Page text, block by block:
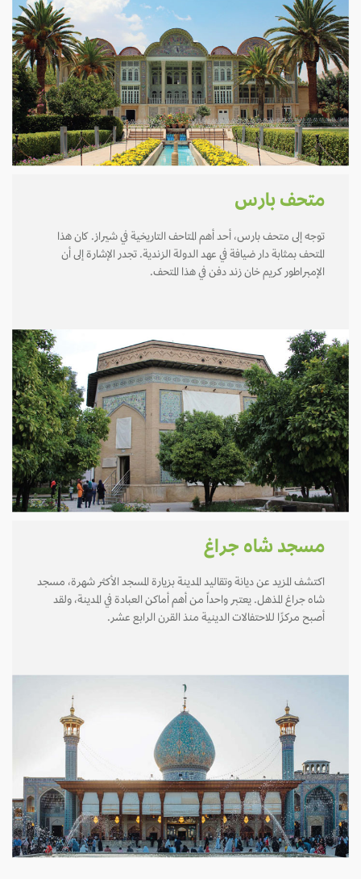
متحف بارس
توجه إلى متحف بارس، أحد أهم المتاحف التاريخية في شيراز. كان هذا
المتحف بمثابة دار ضيافة في عهد الدولة الزندية. تجدر الإشارة إلى أن
الإمبراطور كريم خان زند دفن في هذا المتحف.
مسجد شاه جراغ
اكتشف المزيد عن ديانة وتقاليد المدينة بزيارة المسجد الأكثر شهرة، مسجد
شاه جراغ المذهل. يعتبر واحداً من أهم أماكن العبادة في المدينة، ولقد
أصبح مركزًا للاحتفالات الدينية منذ القرن الرابع عشر.